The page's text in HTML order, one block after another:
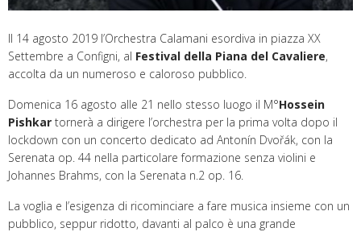
Il 14 agosto 2019 l’Orchestra Calamani esordiva in piazza XX
Settembre a Configni, al Festival della Piana del Cavaliere,
accolta da un numeroso e caloroso pubblico.
Domenica 16 agosto alle 21 nello stesso luogo il M°Hossein
Pishkar tornerà a dirigere l’orchestra per la prima volta dopo il
lockdown con un concerto dedicato ad Antonín Dvořák, con la
Serenata op. 44 nella particolare formazione senza violini e
Johannes Brahms, con la Serenata n.2 op. 16.
La voglia e l’esigenza di ricominciare a fare musica insieme con un
pubblico, seppur ridotto, davanti al palco è una grande